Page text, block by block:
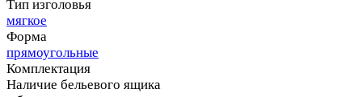
Тип изголовья
мягкое
Форма
прямоугольные
Комплектация
Наличие бельевого ящика